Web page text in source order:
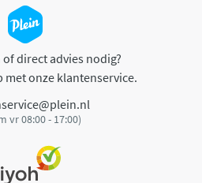
of direct advies nodig?
met onze klantenservice.
vr 08:00 - 17:00)